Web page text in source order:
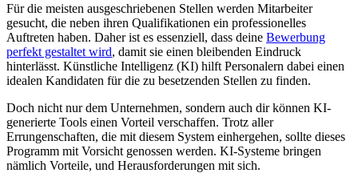
Für die meisten ausgeschriebenen Stellen werden Mitarbeiter
gesucht, die neben ihren Qualifikationen ein professionelles
Auftreten haben. Daher ist es essenziell, dass deine Bewerbung
perfekt gestaltet wird, damit sie einen bleibenden Eindruck
hinterlässt. Künstliche Intelligenz (KI) hilft Personalern dabei einen
idealen Kandidaten für die zu besetzenden Stellen zu finden.
Doch nicht nur dem Unternehmen, sondern auch dir können KI-
generierte Tools einen Vorteil verschaffen. Trotz aller
Errungenschaften, die mit diesem System einhergehen, sollte dieses
Programm mit Vorsicht genossen werden. KI-Systeme bringen
nämlich Vorteile, und Herausforderungen mit sich.